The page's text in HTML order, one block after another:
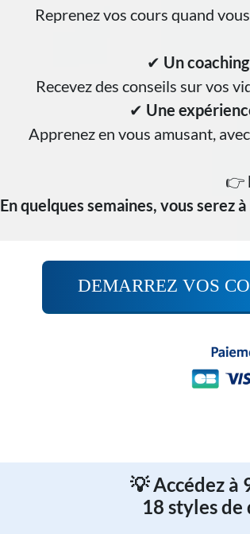
Reprenez vos cours quand
✔ Un
Recevez des conseils sur vos
✔ Une
Apprenez en vous amusant,
👉
En quelques semaines, vous serez
DEMARREZ VOS
💡Accédez à
18 styles